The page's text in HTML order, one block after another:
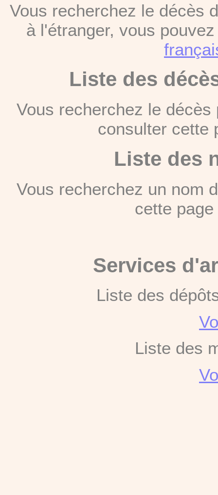
Vous recherchez le décès
à l'étranger, vous
Liste des
Vous recherchez le
consulter
Liste des
Vous recherchez un nom
cette
Services
Liste des
Liste des